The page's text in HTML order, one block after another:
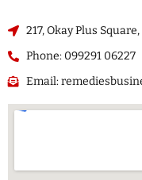
217, Okay Plus
Phone: 099291 06227
Email: